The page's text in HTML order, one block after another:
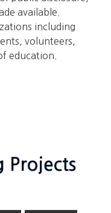
available.
including
volunteers,
education.
Projects